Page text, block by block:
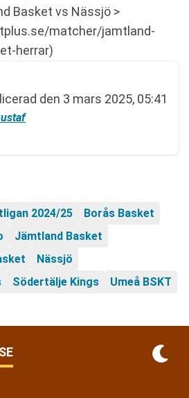
Basket vs Nässjö >
matcher/jamtland-
herrar)
den 3 mars 2025, 05:41
2024/25
Borås Basket
Jämtland Basket
Nässjö
Södertälje Kings
Umeå BSKT